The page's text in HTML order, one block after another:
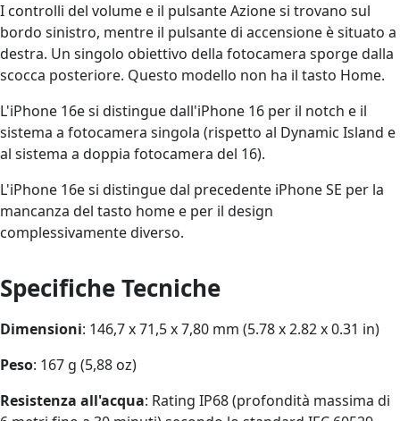
I controlli del volume e il pulsante Azione si trovano sul
bordo sinistro, mentre il pulsante di accensione è situato a
destra. Un singolo obiettivo della fotocamera sporge dalla
scocca posteriore. Questo modello non ha il tasto Home.
L'iPhone 16e si distingue dall'iPhone 16 per il notch e il
sistema a fotocamera singola (rispetto al Dynamic Island e
al sistema a doppia fotocamera del 16).
L'iPhone 16e si distingue dal precedente iPhone SE per la
mancanza del tasto home e per il design
complessivamente diverso.
Specifiche Tecniche
Dimensioni: 146,7 x 71,5 x 7,80 mm (5.78 x 2.82 x 0.31 in)
Peso: 167 g (5,88 oz)
Resistenza all'acqua: Rating IP68 (profondità massima di